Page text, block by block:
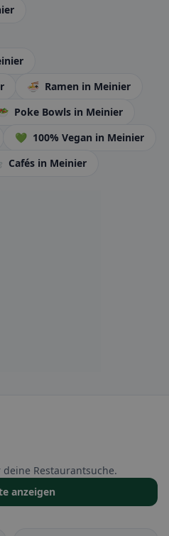
🍜 Ramen in Meinier
Poke Bowls in Meinier
💚 100% Vegan in Meinier
Cafés in Meinier
Restaurantsuche.
anzeigen